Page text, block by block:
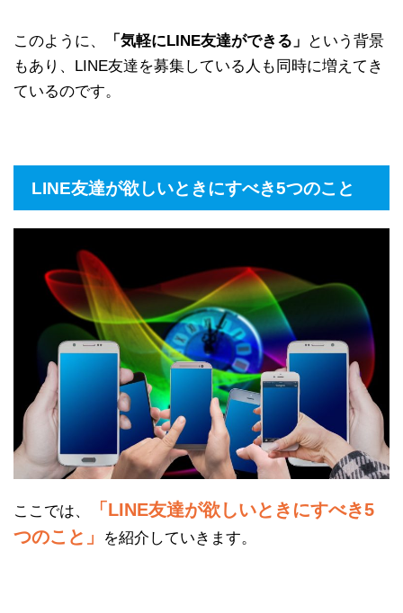
このように、 「気軽にLINE友達ができる」
という背景
もあり、LINE友達を募集している人も同時に増えてき
ているのです。
LINE友達が欲しいときにすべき5つのこと
ここでは、
「LINE友達が欲しいときにすべき5
つのこと」
を紹介していきます。